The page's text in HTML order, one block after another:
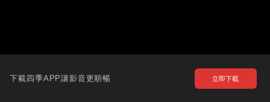
下載四季APP讓影音更順暢 立即下載